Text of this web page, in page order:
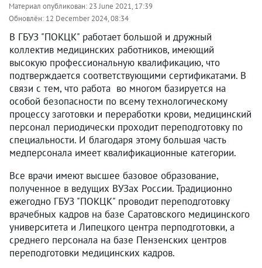
Материал опубликован: 23 June 2021, 17:39
Обновлён: 12 December 2024, 08:34
В ГБУЗ "ПОКЦК" работает большой и дружный
коллектив медицинских работников, имеющий
высокую профессиональную квалификацию, что
подтверждается соответствующими сертификатами. В
связи с тем, что работа во многом базируется на
особой безопасности по всему технологическому
процессу заготовки и переработки крови, медицинский
персонал периодически проходит переподготовку по
специальности. И благодаря этому большая часть
медперсонала имеет квалификационные категории.
Все врачи имеют высшее базовое образование,
полученное в ведущих ВУЗах России. Традиционно
ежегодно ГБУЗ "ПОКЦК" проводит переподготовку
врачебных кадров на базе Саратовского медицинского
университета и Липецкого центра перподготовки, а
среднего персонала на базе Пензенских центров
переподготовки медицинских кадров.